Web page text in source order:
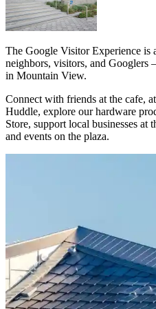
The Google Visitor Experience
neighbors, visitors, and Googlers
in Mountain View.
Connect with friends at the cafe,
Huddle, explore our hardware
Store, support local businesses at
and events on the plaza.